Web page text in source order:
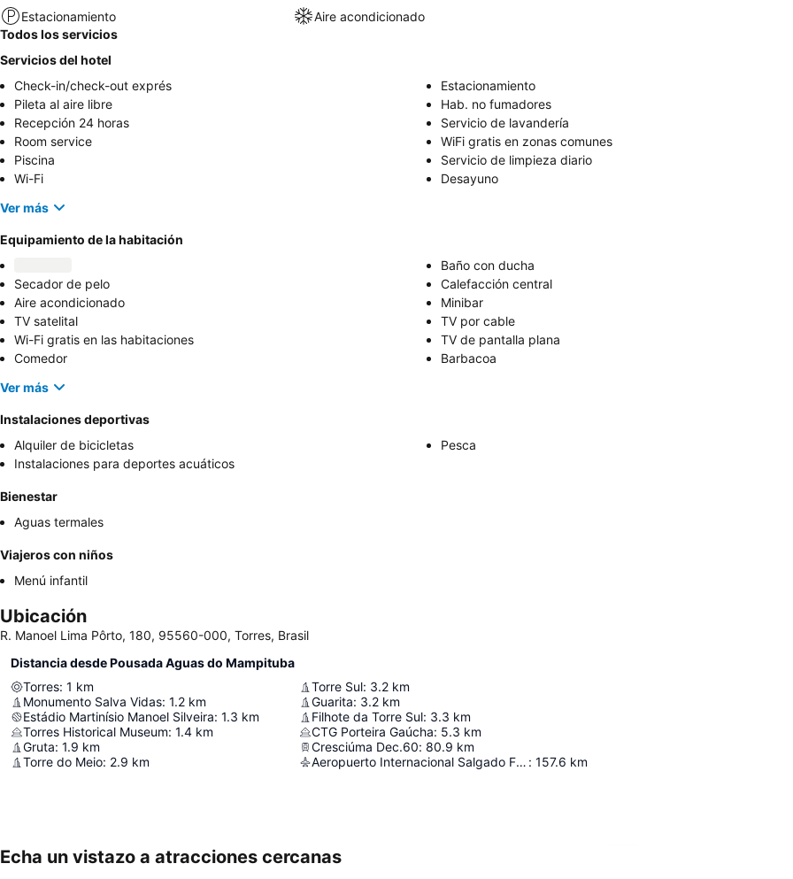
Estacionamiento
Aire acondicionado
Todos los servicios
Servicios del hotel
Check-in/check-out exprés
Estacionamiento
Pileta al aire libre
Hab. no fumadores
Recepción 24 horas
Servicio de lavandería
Room service
WiFi gratis en zonas comunes
Piscina
Servicio de limpieza diario
Wi-Fi
Desayuno
Ver más
Equipamiento de la habitación
Baño con ducha
Secador de pelo
Calefacción central
Aire acondicionado
Minibar
TV satelital
TV por cable
Wi-Fi gratis en las habitaciones
TV de pantalla plana
Comedor
Barbacoa
Ver más
Instalaciones deportivas
Alquiler de bicicletas
Pesca
Instalaciones para deportes acuáticos
Bienestar
Aguas termales
Viajeros con niños
Menú infantil
Ubicación
R. Manoel Lima Pôrto, 180, 95560-000, Torres, Brasil
Distancia desde Pousada Aguas do Mampituba
Torres: 1 km
Monumento Salva Vidas: 1.2 km
Estádio Martinísio Manoel Silveira: 1.3 km
Torres Historical Museum: 1.4 km
Gruta: 1.9 km
Torre do Meio: 2.9 km
Torre Sul: 3.2 km
Guarita: 3.2 km
Filhote da Torre Sul: 3.3 km
CTG Porteira Gaúcha: 5.3 km
Cresciúma Dec.60: 80.9 km
Aeropuerto Internacional Salgado Filho : 157.6 km
Echa un vistazo a atracciones cercanas